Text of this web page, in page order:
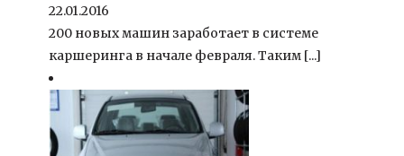
22.01.2016
200 новых машин заработает в системе
каршеринга в начале февраля. Таким [...]